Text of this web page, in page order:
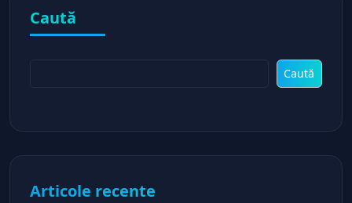
Caută
Caută
Articole recente